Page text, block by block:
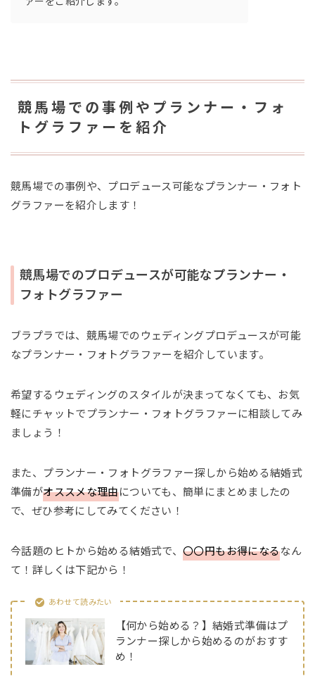
競馬場での事例やプランナー・フォ
トグラファーを紹介
競馬場での事例や、プロデュース可能なプランナー・フォト
グラファーを紹介します！
競馬場でのプロデュースが可能なプランナー・
フォトグラファー
ブラプラでは、競馬場でのウェディングプロデュースが可能
なプランナー・フォトグラファーを紹介しています。
希望するウェディングのスタイルが決まってなくても、お気
軽にチャットでプランナー・フォトグラファーに相談してみ
ましょう！
また、プランナー・フォトグラファー探しから始める結婚式
準備がオススメな理由についても、簡単にまとめましたの
で、ぜひ参考にしてみてください！
今話題のヒトから始める結婚式で、 〇〇円もお得になるなん
て！詳しくは下記から！
あわせて読みたい
【何から始める？】結婚式準備はプ
ランナー探しから始めるのがおすす
め！